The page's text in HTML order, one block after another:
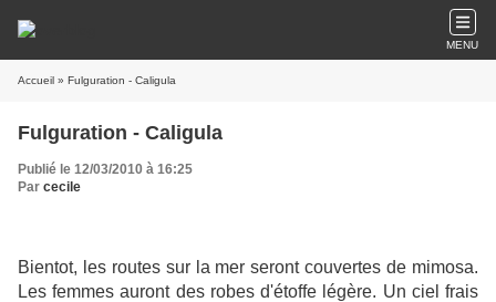
MENU
Accueil » Fulguration - Caligula
Fulguration - Caligula
Publié le 12/03/2010 à 16:25
Par cecile
Bientot, les routes sur la mer seront couvertes de mimosa.
Les femmes auront des robes d'étoffe légère. Un ciel frais